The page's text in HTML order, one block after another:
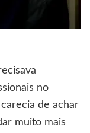
no
de achar
muito mais